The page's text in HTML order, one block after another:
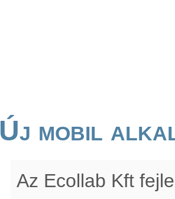
Új mobil
Az Ecollab Kft